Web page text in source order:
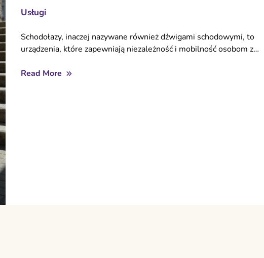
Usługi
Schodołazy, inaczej nazywane również dźwigami schodowymi, to
urządzenia, które zapewniają niezależność i mobilność osobom z…
Read More